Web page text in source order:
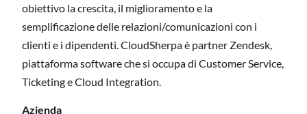
obiettivo la crescita, il miglioramento e la
semplificazione delle relazioni/comunicazioni con i
clienti e i dipendenti. CloudSherpa è partner Zendesk,
piattaforma software che si occupa di Customer Service,
Ticketing e Cloud Integration.
Azienda